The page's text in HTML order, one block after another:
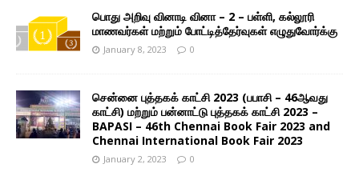
பொது அறிவு வினாடி வினா – 2 – பள்ளி, கல்லூரி
மாணவர்கள் மற்றும் போட்டித்தேர்வுகள் எழுதுவோர்க்கு
January 8, 2023 0
சென்னை புத்தகக் காட்சி 2023 (பபாசி – 46ஆவது
காட்சி) மற்றும் பன்னாட்டு புத்தகக் காட்சி 2023 –
BAPASI – 46th Chennai Book Fair 2023 and
Chennai International Book Fair 2023
January 2, 2023 0